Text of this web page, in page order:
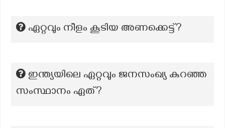
ഏറ്റവും നീളം കൂടിയ അണക്കെട്ട്?
ഇന്ത്യയിലെ ഏറ്റവും ജനസംഖ്യ കുറഞ്ഞ
സംസ്ഥാനം ഏത്?